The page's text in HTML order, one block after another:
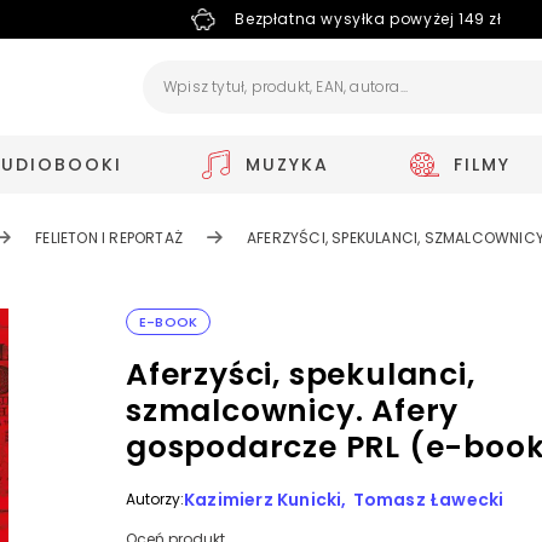
Bezpłatna wysyłka powyżej 149 zł
MUZYKA FILMY
FELIETON I REPORTAŻ AFERZYŚCI, SPEKULANCI,
E-BOOK
Aferzyści, spekulanci,
szmalcownicy. Afery
gospodarcze PRL (e-
Autorzy:Kazimierz Kunicki Tomasz Ławecki